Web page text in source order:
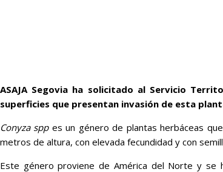
ASAJA Segovia ha solicitado al Servicio
superficies que presentan invasión de esta
Conyza sppes un género de plantas herbáceas
metros de altura, con elevada fecundidad y con
Este género proviene de América del Norte y se